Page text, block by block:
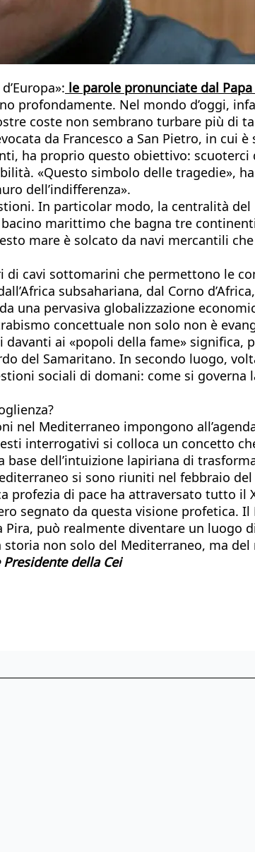
le parole pronunciate dal Papa
profondamente. Nel mondo d’oggi,
coste non sembrano turbare più di
da Francesco a San Pietro, in cui
ha proprio questo obiettivo:
«Questo simbolo delle tragedie»,
dell’indifferenza».
In particolar modo, la centralità
marittimo che bagna tre
mare è solcato da navi mercantili
cavi sottomarini che permettono le
subsahariana, dal Corno
una pervasiva globalizzazione
concettuale non solo non è
ai «popoli della fame» significa,
del Samaritano. In secondo luogo,
sociali di domani: come si
nel Mediterraneo impongono
interrogativi si colloca un concetto
dell’intuizione lapiriana di
si sono riuniti nel febbraio
profezia di pace ha attraversato tutto il
segnato da questa visione profetica.
Pira, può realmente diventare un
non solo del Mediterraneo, ma
della Cei